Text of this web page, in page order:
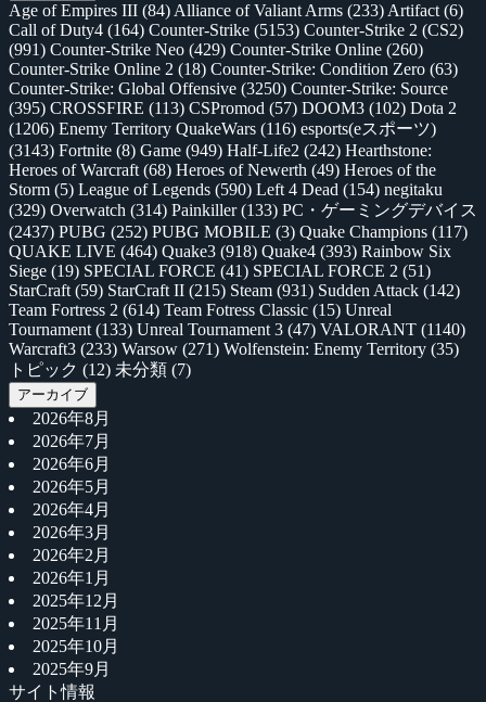
Age of Empires III (84) Alliance of Valiant Arms (233) Artifact (6)
Call of Duty4 (164) Counter-Strike (5153) Counter-Strike 2 (CS2)
(991) Counter-Strike Neo (429) Counter-Strike Online (260)
Counter-Strike Online 2 (18) Counter-Strike: Condition Zero (63)
Counter-Strike: Global Offensive (3250) Counter-Strike: Source
(395) CROSSFIRE (113) CSPromod (57) DOOM3 (102) Dota 2
(1206) Enemy Territory QuakeWars (116) esports(eスポーツ)
(3143) Fortnite (8) Game (949) Half-Life2 (242) Hearthstone:
Heroes of Warcraft (68) Heroes of Newerth (49) Heroes of the
Storm (5) League of Legends (590) Left 4 Dead (154) negitaku
(329) Overwatch (314) Painkiller(133) PC・ゲーミングデバイス
(2437) PUBG (252) PUBG MOBILE (3) Quake Champions (117)
QUAKE LIVE (464) Quake3 (918) Quake4 (393) Rainbow Six
Siege (19) SPECIAL FORCE (41) SPECIAL FORCE 2 (51)
StarCraft (59) StarCraft II (215) Steam (931) Sudden Attack (142)
Team Fortress 2 (614) Team Fotress Classic (15) Unreal
Tournament (133) Unreal Tournament 3 (47) VALORANT (1140)
Warcraft3 (233) Warsow (271) Wolfenstein: Enemy Territory (35)
トピック (12) 未分類 (7)
アーカイブ
2026年8月
2026年7月
2026年6月
2026年5月
2026年4月
2026年3月
2026年2月
2026年1月
2025年12月
2025年11月
2025年10月
2025年9月
サイト情報